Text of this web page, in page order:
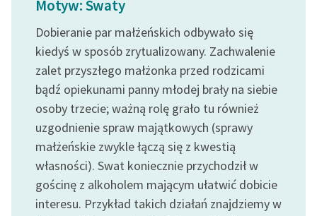
Ręce pełne poezji
Kolekcje edukacyjne
twórców przechodzących
do domeny publicznej,
lektur szkolnych oraz
Starego Testamentu
Odkurzamy bohaterów
Szkoła Poezji Wolnych
O nas
Motyw: Swaty
Dobieranie par małżeńskich odbywało się
kiedyś w sposób zrytualizowany. Zachwalenie
zalet przyszłego małżonka przed rodzicami
bądź opiekunami panny młodej brały na siebie
osoby trzecie; ważną rolę grało tu również
uzgodnienie spraw majątkowych (sprawy
małżeńskie zwykle łączą się z kwestią
własności). Swat koniecznie przychodził w
gościnę z alkoholem mającym ułatwić dobicie
interesu. Przykład takich działań znajdziemy w